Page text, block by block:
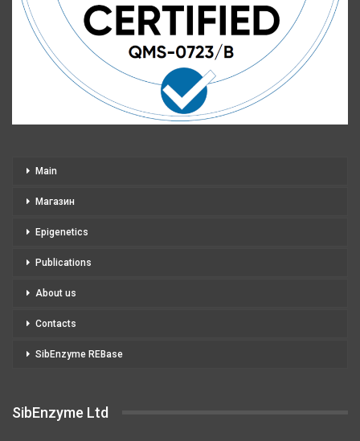
Main
Магазин
Epigenetics
Publications
About us
Contacts
SibEnzyme REBase
SibEnzyme Ltd